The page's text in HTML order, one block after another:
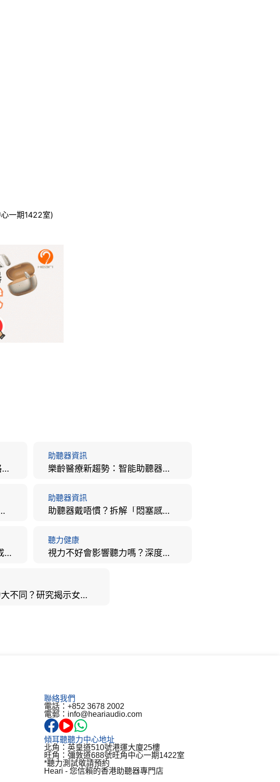
一期1422室)
助聽器如何選？2026全港價格比較、款式分析及老人選購全攻略
助聽器資訊
樂齡醫療新趨勢：智能助聽器結合 AI 眼底相機，如何全方位守護長者健康？
越戴越聾迷思與聽覺剝奪真相
助聽器資訊
助聽器戴唔慣？拆解「悶塞感」成因、堵耳效應與 4 週適應期全攻略
【2026 耳水不平衡全攻略】成因、病徵、治療及改善方法
聽力健康
視力不好會影響聽力嗎？深度拆解大腦「眼耳並用」的科學秘密
男女聽力大不同？研究揭示女性聽覺更靈敏！為何男性更易聽力損失？
聯絡我們
電話：+852 3678 2002
電郵：info@heariaudio.com
傾耳聽聽力中心地址
北角：英皇道510號港運大廈25樓
旺角：彌敦道688號旺角中心一期1422室
*聽力測試敬請預約
Heari - 您信賴的香港助聽器專門店